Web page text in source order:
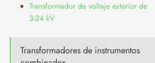
Transformador de voltaje exterior de
3-24 kV
Transformadores de instrumentos